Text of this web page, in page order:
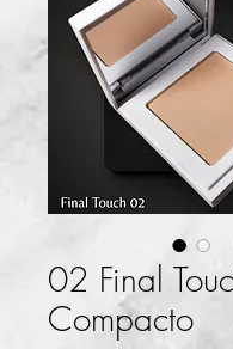
02 Final
Compacto